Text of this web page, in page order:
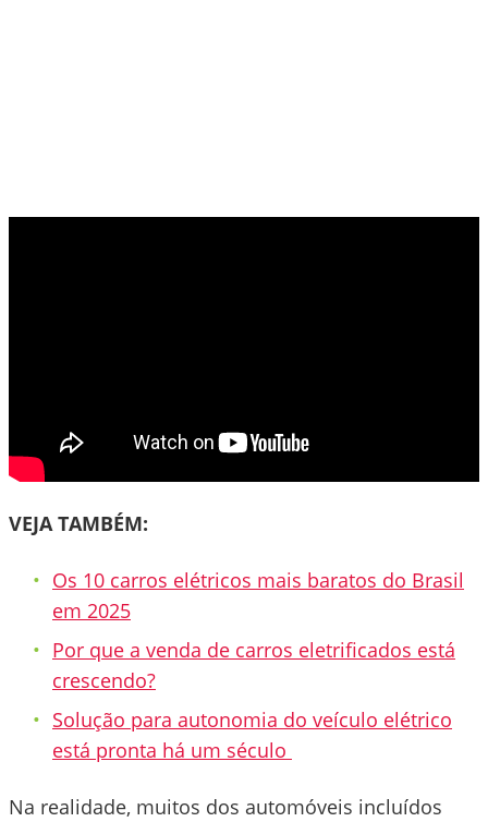
VEJA TAMBÉM:
Os 10 carros elétricos mais baratos do Brasil
em 2025
Por que a venda de carros eletrificados está
crescendo?
Solução para autonomia do veículo elétrico
está pronta há um século
Na realidade, muitos dos automóveis incluídos